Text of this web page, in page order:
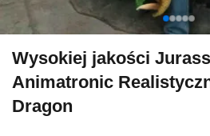
Wysokiej jakości
Animatronic
Dragon